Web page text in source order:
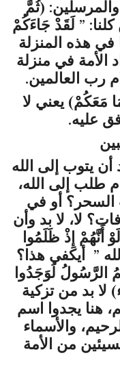
(ثُمَّ
” لَقَدْ جَاءَكُمْ
في هذه المنزلة
الأمة في منزلة
رب العالمين.
مَعَكُمْ) يعني لا
عليه.
يتوب إلى الله
طلب إلى الله،
أو في
لا، لا بد وأن
أَنَّهُمْ إِذْ ظَلَمُوا
” أيكفي هذا؟
الرَّسُولُ لَوَجَدُوا
” (64النساء) لا بد من تزكية
هنا يجدوا اسم
والأسماء
من الأمة